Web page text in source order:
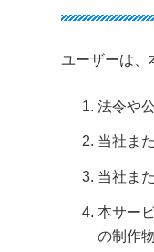
ユーザーは、
法令や
当社ま
当社ま
本サー
の制作